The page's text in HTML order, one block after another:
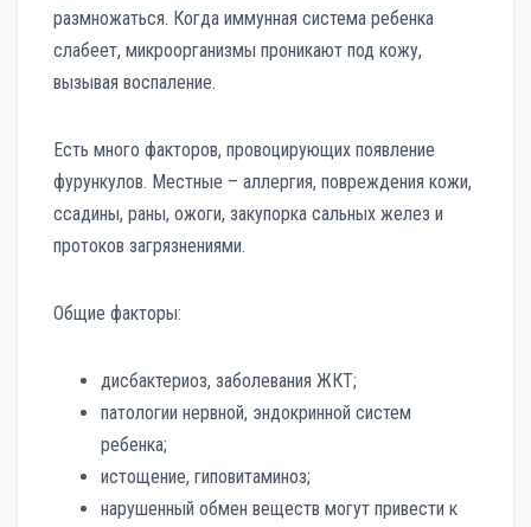
размножаться. Когда иммунная система ребенка
слабеет, микроорганизмы проникают под кожу,
вызывая воспаление.
Есть много факторов, провоцирующих появление
фурункулов. Местные – аллергия, повреждения кожи,
ссадины, раны, ожоги, закупорка сальных желез и
протоков загрязнениями.
Общие факторы:
дисбактериоз, заболевания ЖКТ;
патологии нервной, эндокринной систем
ребенка;
истощение, гиповитаминоз;
нарушенный обмен веществ могут привести к